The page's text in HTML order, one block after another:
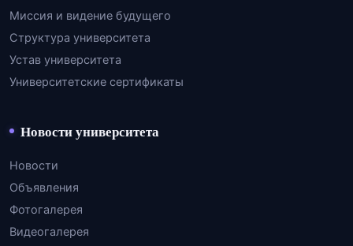
Миссия и видение будущего
Структура университета
Устав университета
Университетские сертификаты
Новости университета
Новости
Объявления
Фотогалерея
Видеогалерея